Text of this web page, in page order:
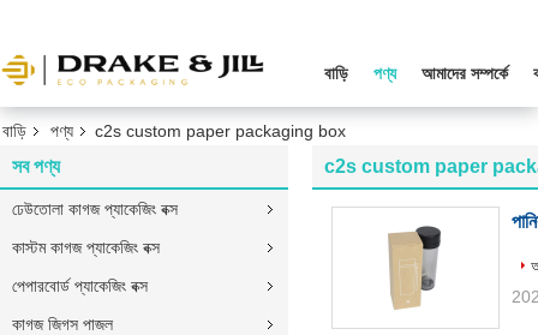
বাড়ি পণ্য আমাদের সম্পর্কে
বাড়ি পণ্য c2s custom paper packaging box
সব পণ্য
ঢেউতোলা কাগজ প্যাকেজিং বক্স
কাস্টম কাগজ প্যাকেজিং বক্স
পেপারবোর্ড প্যাকেজিং বক্স
কাগজ জিগস পাজল
c2s custom paper